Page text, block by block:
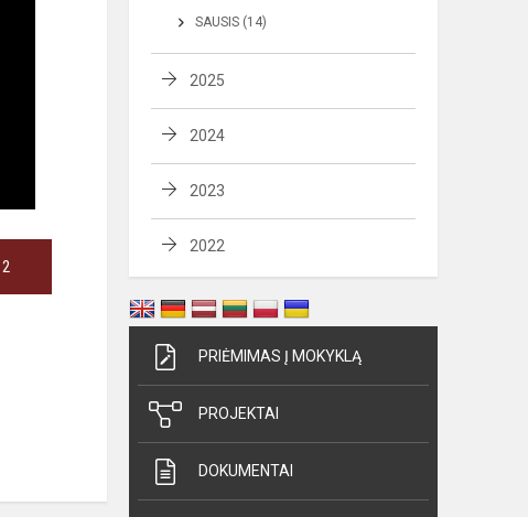
2
SAUSIS (14)
2025
2024
2023
2022
PRIĖMIMAS Į MOKYKLĄ
PROJEKTAI
DOKUMENTAI